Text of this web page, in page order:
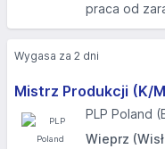
praca od
Mistrz Produkcji (K/
PLP Poland
Wieprz
Wygasa za 2 dni